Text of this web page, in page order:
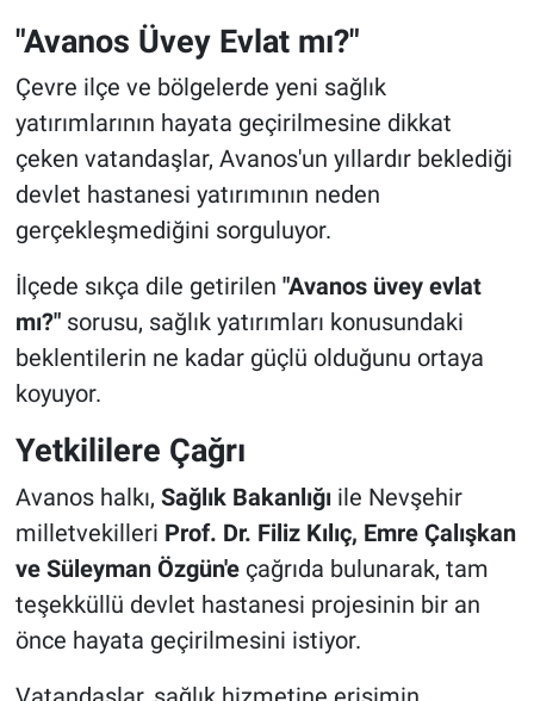
"Avanos Üvey Evlat mı?"
Çevre ilçe ve bölgelerde yeni sağlık
yatırımlarının hayata geçirilmesine dikkat
çeken vatandaşlar, Avanos'un yıllardır beklediği
devlet hastanesi yatırımının neden
gerçekleşmediğini sorguluyor.
İlçede sıkça dile getirilen "Avanos üvey evlat
mı?"sorusu, sağlık yatırımları konusundaki
beklentilerin ne kadar güçlü olduğunu ortaya
koyuyor.
Yetkililere Çağrı
Avanos halkı, Sağlık Bakanlığıile Nevşehir
milletvekilleri Prof. Dr. Filiz Kılıç, Emre Çalışkan
ve Süleyman Özgün'eçağrıda bulunarak, tam
teşekküllü devlet hastanesi projesinin bir an
önce hayata geçirilmesini istiyor.